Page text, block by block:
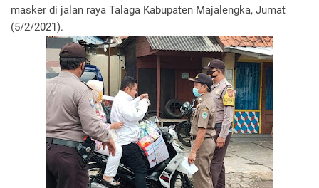
masker di jalan raya Talaga Kabupaten Majalengka, Jumat
(5/2/2021).